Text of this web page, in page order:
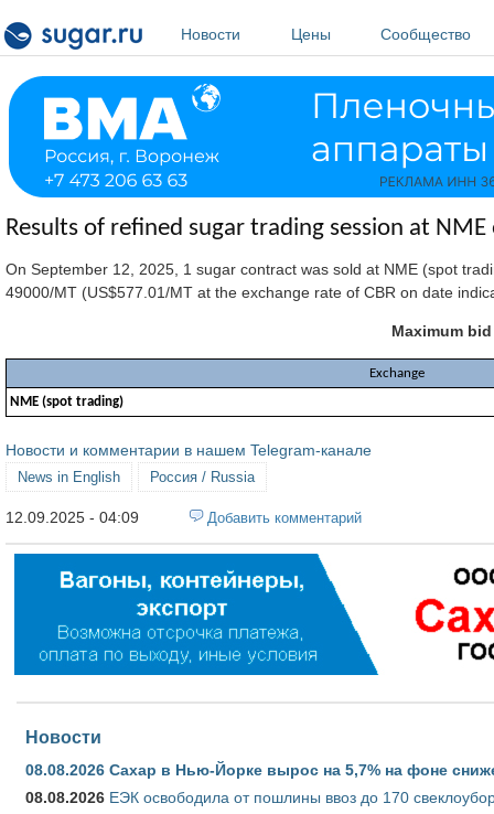
Новости
Цены Сообщество
Results of refined sugar trading session at
On September 12, 2025, 1 sugar contract was sold at NME (spot
49000/MT (US$577.01/MT at the exchange rate of CBR on date
Maximum
Exchange
NME (spot trading)
Новости и комментарии в нашем Telegram-канале
News in English Россия / Russia
12.09.2025 - 04:09 Добавить комментарий
Новости
08.08.2026 Сахар в Нью-Йорке вырос на 5,7% на фоне
08.08.2026 ЕЭК освободила от пошлины ввоз до 170